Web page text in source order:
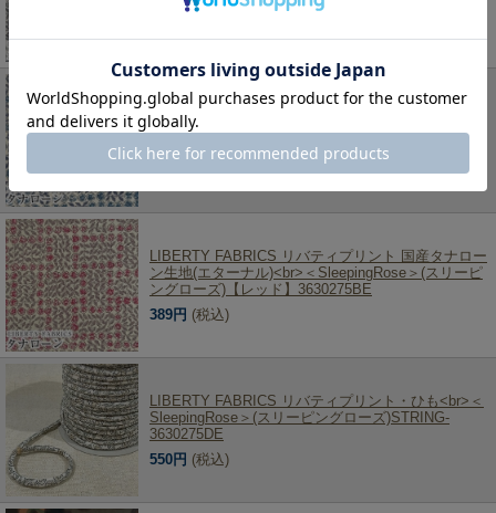
LIBERTY FABRICS リバティプリント 国産タナロー
ン生地(エターナル)<br>＜SleepingRose＞(スリーピ
ングローズ)【ブルー】3630275AE
389円 (税込)
LIBERTY FABRICS リバティプリント 国産タナロー
ン生地(エターナル)<br>＜SleepingRose＞(スリーピ
ングローズ)【レッド】3630275BE
389円 (税込)
LIBERTY FABRICS リバティプリント・ひも<br>＜
SleepingRose＞(スリーピングローズ)STRING-
3630275DE
550円 (税込)